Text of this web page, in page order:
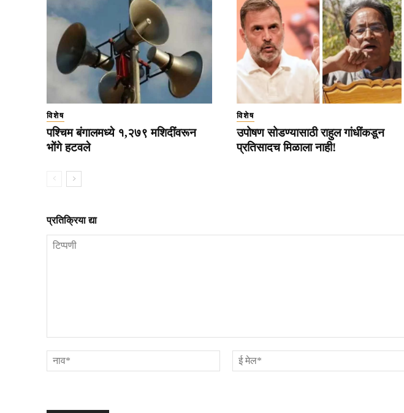
विशेष
पश्चिम बंगालमध्ये १,२७९ मशिदींवरून
भोंगे हटवले
विशेष
उपोषण सोडण्यासाठी राहुल गांधींकडून
प्रतिसादच मिळाला नाही!
प्रतिक्रिया द्या
नाव*